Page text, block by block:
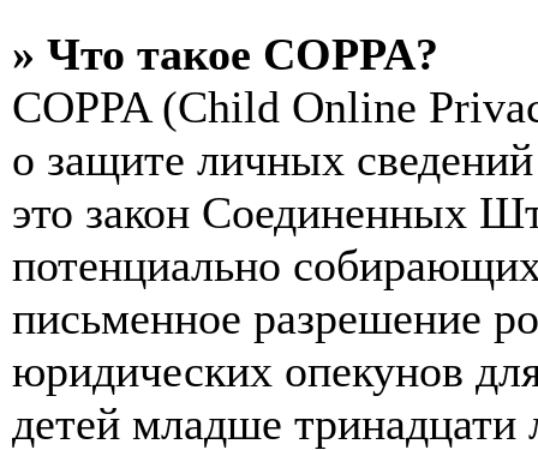
» Что такое COPPA?
COPPA (Child Online
о защите личных
это закон Соединенных
потенциально
письменное разрешение
юридических опекунов
детей младше